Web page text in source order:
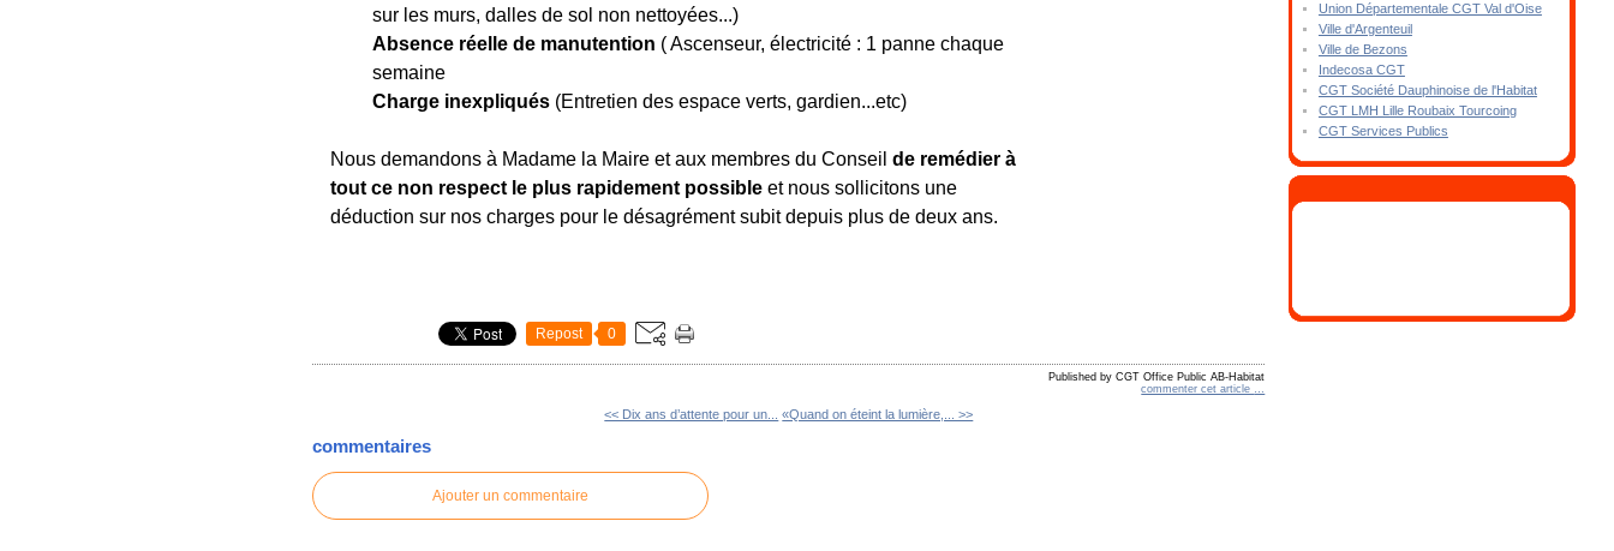
sur les murs, dalles de sol non nettoyées...)
Absence réelle de manutention ( Ascenseur, électricité : 1 panne chaque
semaine
Charge inexpliqués (Entretien des espace verts, gardien...etc)
Nous demandons à Madame la Maire et aux membres du Conseil de remédier à
tout ce non respect le plus rapidement possible et nous sollicitons une
déduction sur nos charges pour le désagrément subit depuis plus de deux ans.
Repost 0
Published by CGT Office Public AB-Habitat
commenter cet article …
<< Dix ans d’attente pour un... «Quand on éteint la lumière,... >>
commentaires
Ajouter un commentaire
Union Départementale CGT Val d'Oise
Ville d'Argenteuil
Ville de Bezons
Indecosa CGT
CGT Société Dauphinoise de l'Habitat
CGT LMH Lille Roubaix Tourcoing
CGT Services Publics